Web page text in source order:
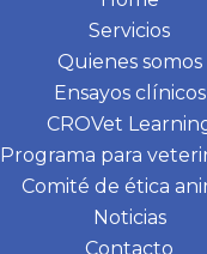
Servicios
Quienes somos
Ensayos clínicos
CROVet
Programa para
Comité de ética
Noticias
Contacto